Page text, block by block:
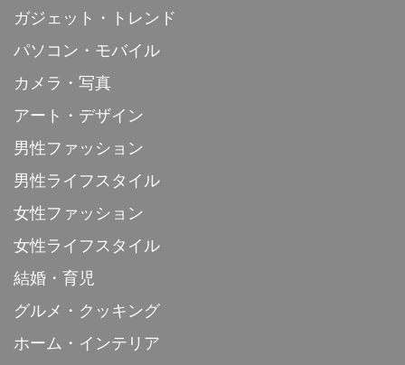
ガジェット・トレンド
パソコン・モバイル
カメラ・写真
アート・デザイン
男性ファッション
男性ライフスタイル
女性ファッション
女性ライフスタイル
結婚・育児
グルメ・クッキング
ホーム・インテリア